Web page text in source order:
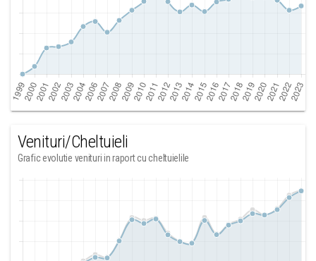
Venituri/Cheltuieli
Grafic evolutie venituri in raport cu cheltuielile